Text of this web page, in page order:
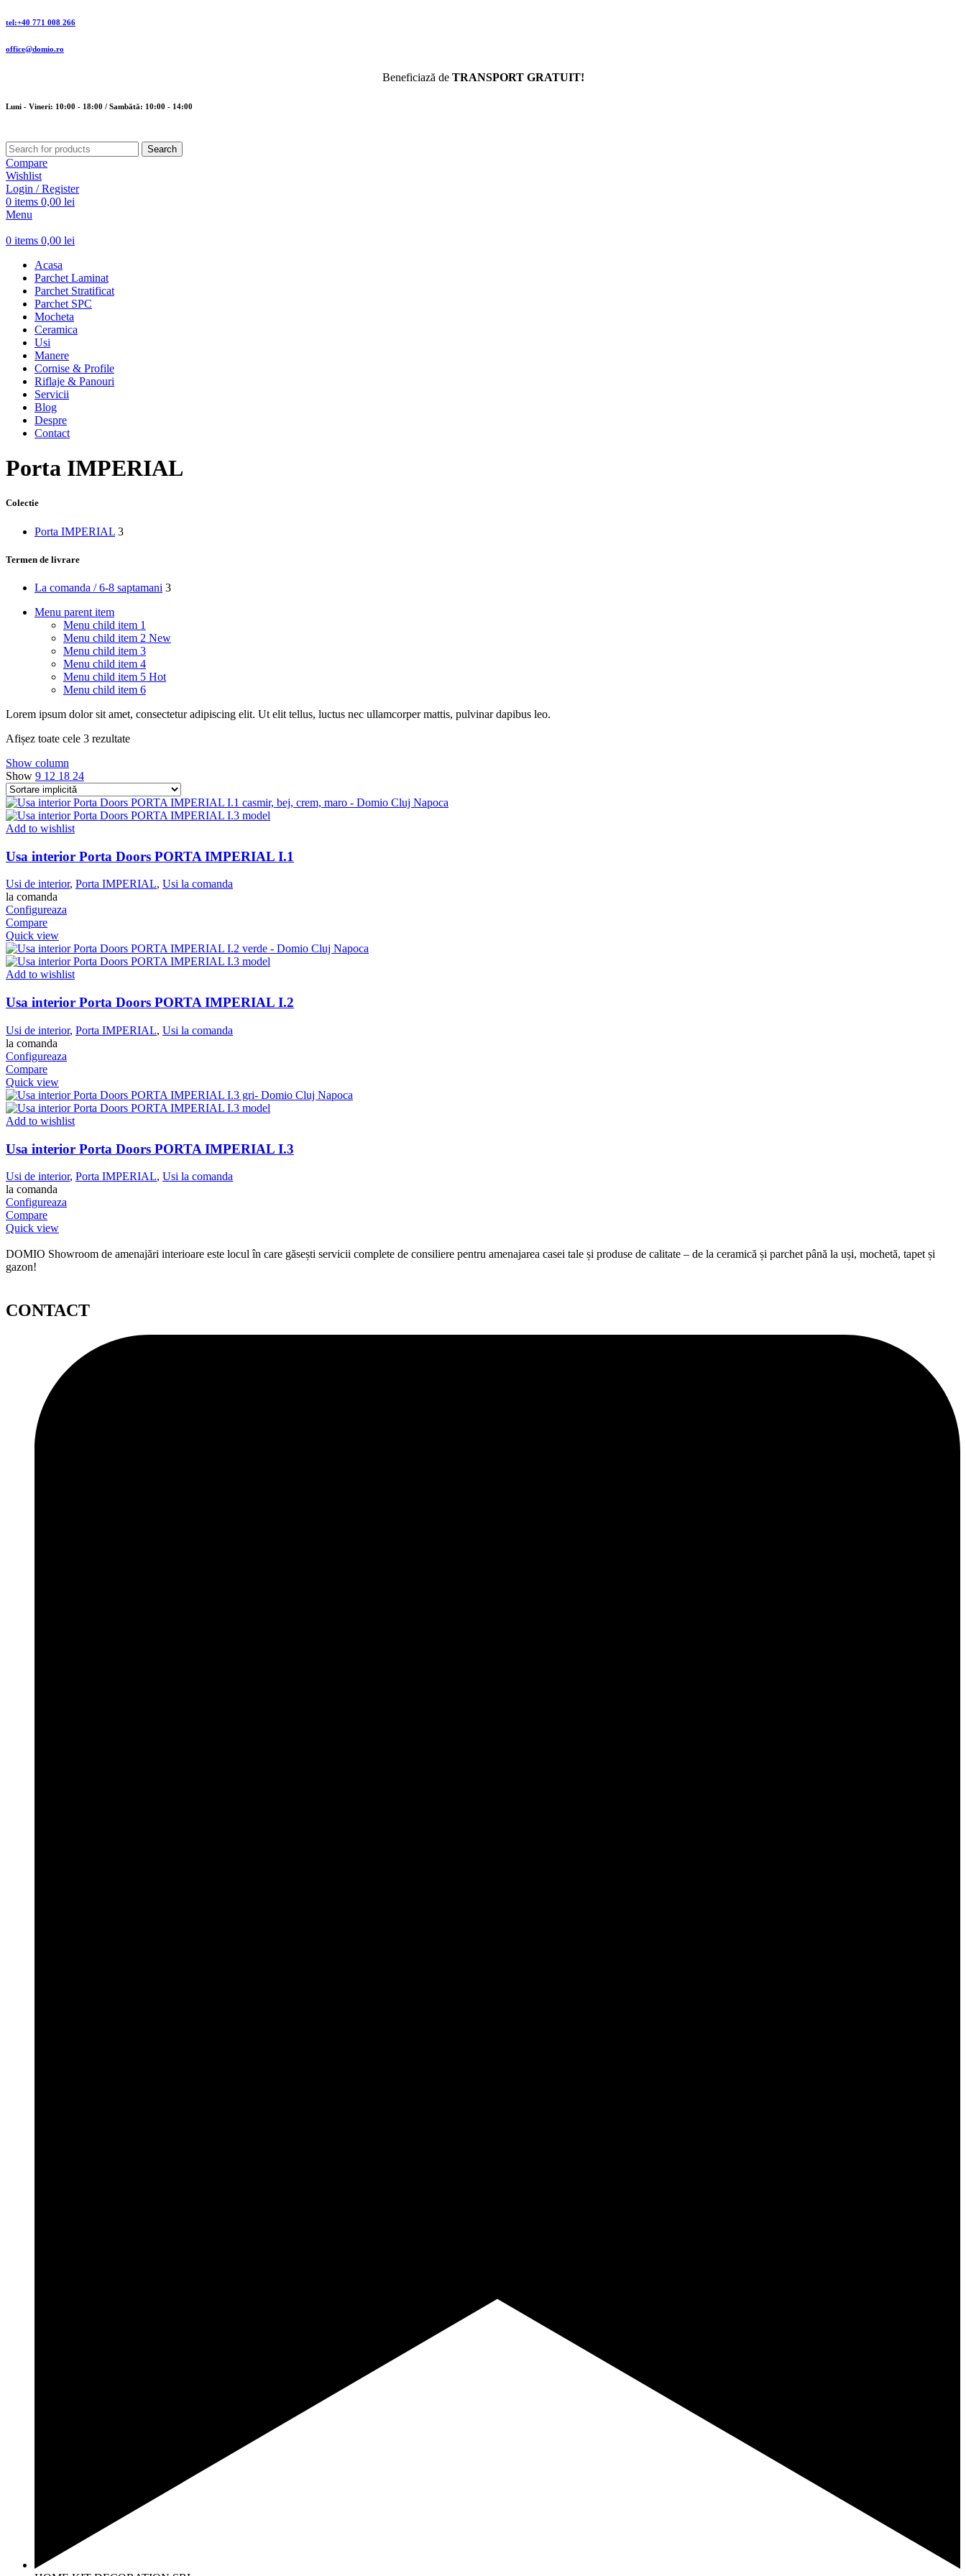
tel:+40 771 008 266
office@domio.ro
Beneficiază de TRANSPORT GRATUIT!
Luni - Vineri: 10:00 - 18:00 / Sambătă: 10:00 - 14:00
Search
Compare
Wishlist
Login / Register
0 items 0,00 lei
Menu
0 items 0,00 lei
Acasa
Parchet Laminat
Parchet Stratificat
Parchet SPC
Mocheta
Ceramica
Usi
Manere
Cornise & Profile
Riflaje & Panouri
Servicii
Blog
Despre
Contact
Porta IMPERIAL
Colectie
Porta IMPERIAL 3
Termen de livrare
La comanda / 6-8 saptamani 3
Menu parent item
Menu child item 1
Menu child item 2 New
Menu child item 3
Menu child item 4
Menu child item 5 Hot
Menu child item 6
Lorem ipsum dolor sit amet, consectetur adipiscing elit. Ut elit tellus, luctus nec ullamcorper mattis, pulvinar dapibus leo.
Afișez toate cele 3 rezultate
Show column
Show 9 12 18 24
Add to wishlist
Usa interior Porta Doors PORTA IMPERIAL I.1
Usi de interior, Porta IMPERIAL, Usi la comanda
la comanda
Configureaza
Compare
Quick view
Add to wishlist
Usa interior Porta Doors PORTA IMPERIAL I.2
Usi de interior, Porta IMPERIAL, Usi la comanda
la comanda
Configureaza
Compare
Quick view
Add to wishlist
Usa interior Porta Doors PORTA IMPERIAL I.3
Usi de interior, Porta IMPERIAL, Usi la comanda
la comanda
Configureaza
Compare
Quick view
DOMIO Showroom de amenajări interioare este locul în care găsești servicii complete de consiliere pentru amenajarea casei tale și produse de calitate – de la ceramică și parchet până la uși, mochetă, tapet și
gazon!
CONTACT